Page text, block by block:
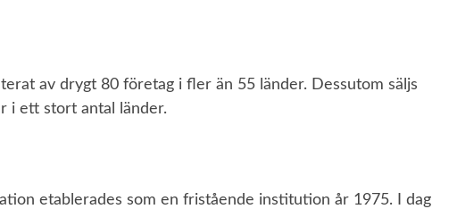
av drygt 80 företag i fler än 55 länder. Dessutom säljs
i ett stort antal länder.
etablerades som en fristående institution år 1975. I dag